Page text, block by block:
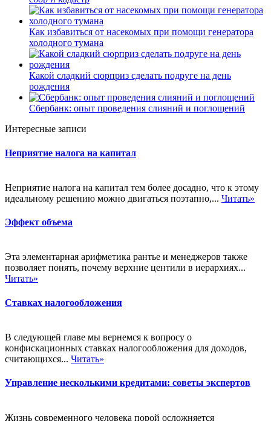
Как избавиться от насекомых при помощи генератора
холодного тумана
Какой сладкий сюрприз сделать подруге на день
рождения
Сбербанк: опыт проведения слияний и поглощений
Интересные записи
Неприятие налога на капитал
Неприятие налога на капитал тем более досадно, что к этому
идеальному решению можно двигаться поэтапно,... Читать»
Эффект объема
Эта элементарная арифметика рантье и менеджеров также
позволяет понять, почему верхние центили в иерархиях...
Читать»
Ставках налогообложения
В следующей главе мы вернемся к вопросу о
конфискационных ставках налогообложения для доходов,
считающихся... Читать»
Управление несколькими кредитами: советы экспертов
Жизнь современного человека порой осложняется